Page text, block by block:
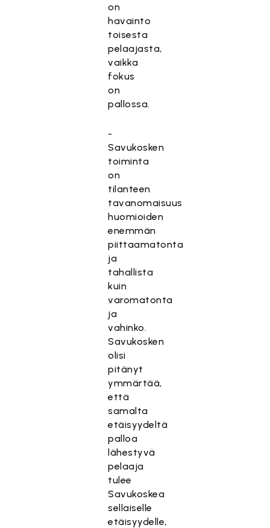
on
havainto
toisesta
pelaajasta,
vaikka
fokus
on
pallossa.
-
Savukosken
toiminta
on
tilanteen
tavanomaisuus
huomioiden
enemmän
piittaamatonta
ja
tahallista
kuin
varomatonta
ja
vahinko.
Savukosken
olisi
pitänyt
ymmärtää,
että
samalta
etäisyydeltä
palloa
lähestyvä
pelaaja
tulee
Savukoskea
sellaiselle
etäisyydelle,